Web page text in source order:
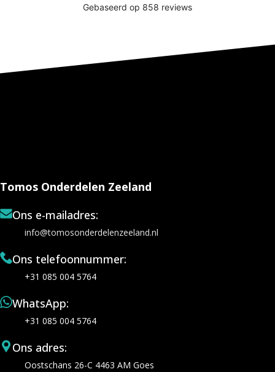
Tomos Onderdelen Zeeland
Ons e-mailadres:
info@tomosonderdelenzeeland.nl
Ons telefoonnummer:
+31 085 004 5764
WhatsApp:
+31 085 004 5764
Ons adres:
Oostschans 26-C 4463 AM Goes